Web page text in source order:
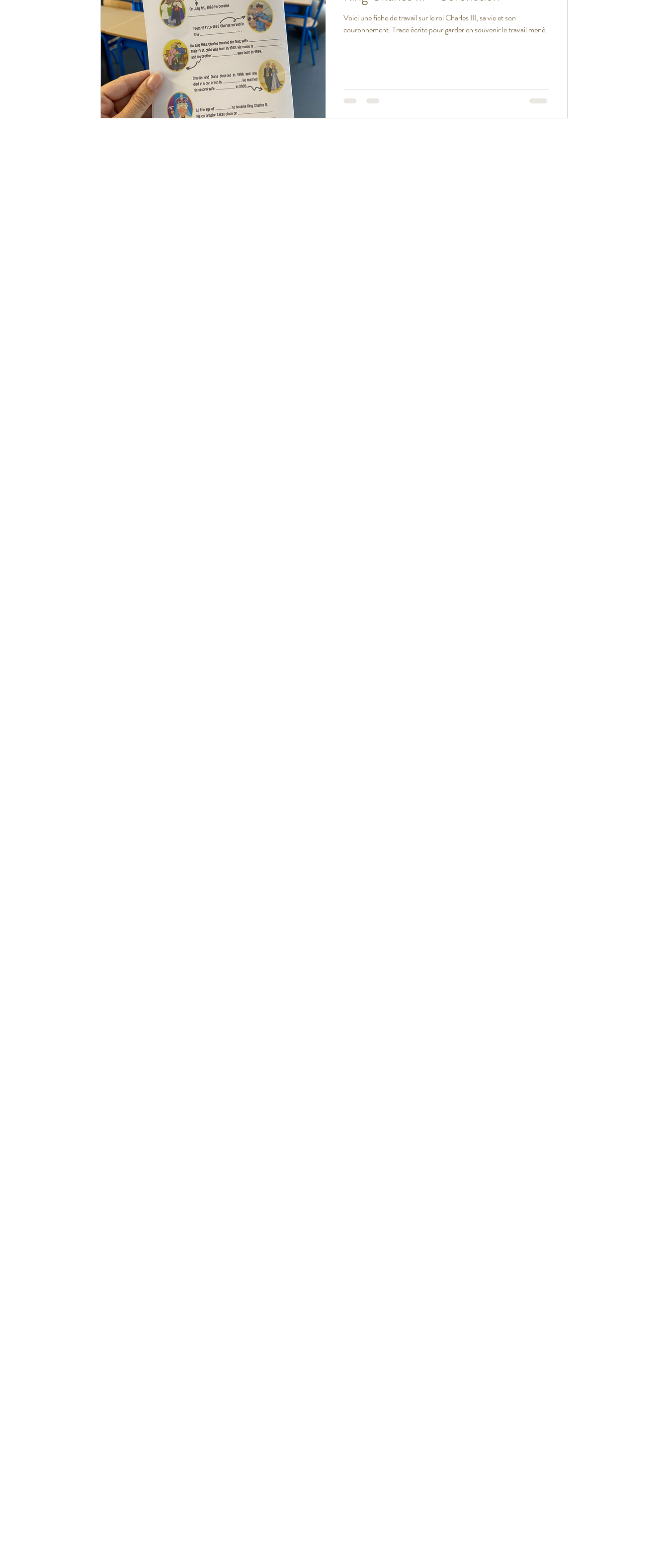
Fin d'année scolaire Projet USA
Voici une fiche de travail sur le roi Charles III, sa vie et son
couronnement. Trace écrite pour garder en souvenir le travail mené.